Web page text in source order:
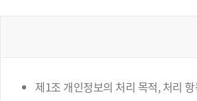
제1조 개인정보의 처리 목적, 처리